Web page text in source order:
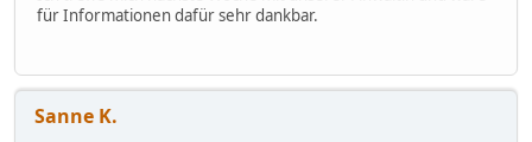
für Informationen dafür sehr dankbar.
Sanne K.